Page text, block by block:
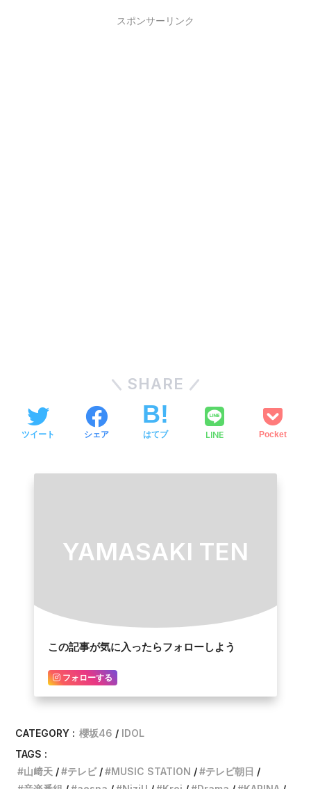
スポンサーリンク
SHARE
ツイート シェア はてブ LINE Pocket
YAMASAKI TEN
この記事が気に入ったらフォローしよう
フォローする
CATEGORY : 櫻坂46
IDOL
TAGS :
山﨑天
テレビ MUSIC STATION
テレビ朝日